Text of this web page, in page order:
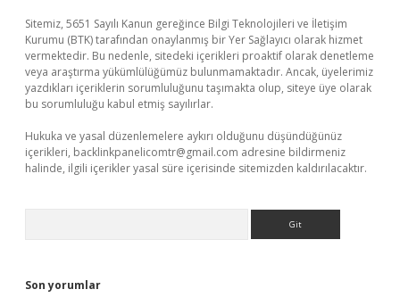
Sitemiz, 5651 Sayılı Kanun gereğince Bilgi Teknolojileri ve İletişim
Kurumu (BTK) tarafından onaylanmış bir Yer Sağlayıcı olarak hizmet
vermektedir. Bu nedenle, sitedeki içerikleri proaktif olarak denetleme
veya araştırma yükümlülüğümüz bulunmamaktadır. Ancak, üyelerimiz
yazdıkları içeriklerin sorumluluğunu taşımakta olup, siteye üye olarak
bu sorumluluğu kabul etmiş sayılırlar.
Hukuka ve yasal düzenlemelere aykırı olduğunu düşündüğünüz
içerikleri, backlinkpanelicomtr@gmail.com adresine bildirmeniz
halinde, ilgili içerikler yasal süre içerisinde sitemizden kaldırılacaktır.
Son yorumlar